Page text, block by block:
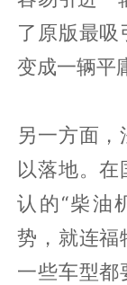
了原版最吸
变成一辆平
另一方面
以落地。
认的“柴油
势，就连福
一些车型都